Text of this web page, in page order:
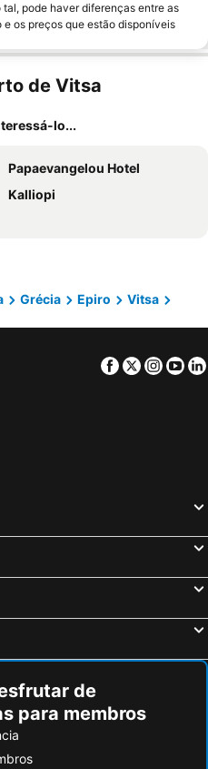
pode haver diferenças entre as
os preços que estão disponíveis
de Vitsa
lo...
Papaevangelou Hotel
Kalliopi
Grécia Epiro
Vitsa
Facebook
Twitter
de
para membros